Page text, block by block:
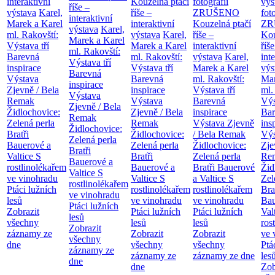
výstava Karel,
Marek a Karel
ml. Rakovští:
Výstava tří
Barevná
inspirace
Výstava
Zjevně / Bela
Remak
Židlochovice:
Zelená perla
Bratři
Bauerové a
Valtice S
rostlinolékařem
ve vinohradu
Ptáci lužních
lesů
Zobrazit
všechny
záznamy ze
dne
říše –
interaktivní
výstava Karel,
Marek a Karel
ml. Rakovští:
Výstava tří
Barevná
inspirace
Výstava
Zjevně / Bela
Remak
Židlochovice:
Zelená perla
Bratři
Bauerové a
Valtice S
rostlinolékařem
ve vinohradu
Ptáci lužních
lesů
Zobrazit
všechny
záznamy ze
dne
říše –
interaktivní
výstava Karel,
Marek a Karel
ml. Rakovští:
Výstava tří
Barevná
inspirace
Výstava
Zjevně / Bela
Remak
Židlochovice:
Zelená perla
Bratři
Bauerové a
Valtice S
rostlinolékařem
ve vinohradu
Ptáci lužních
lesů
Zobrazit
všechny
záznamy ze
dne
ZRUŠENO
Kouzelná ptačí
říše –
interaktivní
výstava Karel,
Marek a Karel
ml. Rakovští:
Výstava tří
Barevná
inspirace
Výstava Zjevně
/ Bela Remak
Židlochovice:
Zelená perla
Bratři Bauerové
a Valtice S
rostlinolékařem
ve vinohradu
Ptáci lužních
lesů
Zobrazit
všechny
záznamy ze dne
ml.
ve